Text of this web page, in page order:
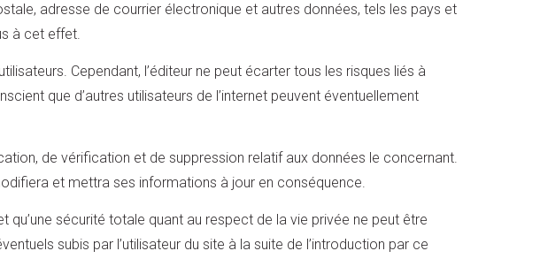
adresse de courrier électronique et autres données, tels les pays et
à cet effet.
Cependant, l’éditeur ne peut écarter tous les risques liés à
que d’autres utilisateurs de l’internet peuvent éventuellement
de vérification et de suppression relatif aux données le concernant.
et mettra ses informations à jour en conséquence.
qu’une sécurité totale quant au respect de la vie privée ne peut être
subis par l’utilisateur du site à la suite de l’introduction par ce